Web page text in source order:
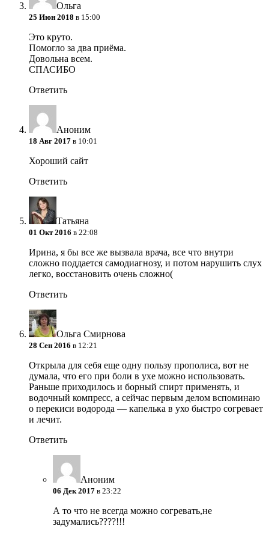
Ольга
25 Июн 2018 в 15:00
Это круто.
Помогло за два приёма.
Довольна всем.
СПАСИБО
Ответить
Аноним
18 Авг 2017 в 10:01
Хороший сайт
Ответить
Татьяна
01 Окт 2016 в 22:08
Ирина, я бы все же вызвала врача, все что внутри
сложно поддается самодиагнозу, и потом нарушить слух
легко, восстановить очень сложно(
Ответить
Ольга Смирнова
28 Сен 2016 в 12:21
Открыла для себя еще одну пользу прополиса, вот не
думала, что его при боли в ухе можно использовать.
Раньше приходилось и борный спирт применять, и
водочный компресс, а сейчас первым делом вспоминаю
о перекиси водорода — капелька в ухо быстро согревает
и лечит.
Ответить
Аноним
06 Дек 2017 в 23:22
А то что не всегда можно согревать,не
задумались????!!!